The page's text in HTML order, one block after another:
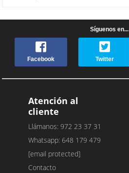
Síguenos en...
Facebook Twitter
Atención al
cliente
Llámanos: 972 23 37 31
Whatsapp: 648 179 479
[email protected]
Contacto